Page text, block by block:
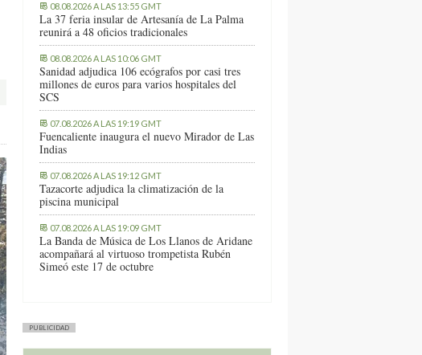
08.08.2026 A LAS 13:55 GMT
La 37 feria insular de Artesanía de La Palma
reunirá a 48 oficios tradicionales
08.08.2026 A LAS 10:06 GMT
Sanidad adjudica 106 ecógrafos por casi tres
millones de euros para varios hospitales del
SCS
07.08.2026 A LAS 19:19 GMT
Fuencaliente inaugura el nuevo Mirador de Las
Indias
07.08.2026 A LAS 19:12 GMT
Tazacorte adjudica la climatización de la
piscina municipal
07.08.2026 A LAS 19:09 GMT
La Banda de Música de Los Llanos de Aridane
acompañará al virtuoso trompetista Rubén
Simeó este 17 de octubre
PUBLICIDAD